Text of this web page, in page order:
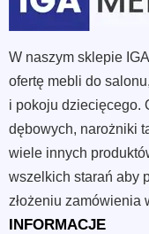
W naszym sklepie
ofertę mebli do
i pokoju dziecięcego.
dębowych, narożniki
wiele innych
wszelkich starań aby
złożeniu zamówienia
INFORMACJE